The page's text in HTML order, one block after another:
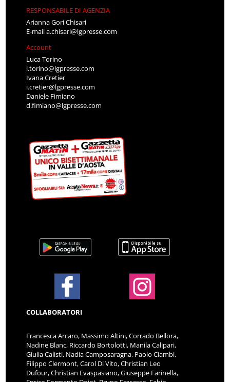
RESPONSABILE DI AGENZIA
Arianna Gori Chisari
E-maila.chisari@lgpresse.com
Account
Luca Torino
l.torino@lgpresse.com
Ivana Cretier
i.cretier@lgpresse.com
Daniele Fimiano
d.fimiano@lgpresse.com
COLLABORATORI
Francesca Arcaro, Massimo Altini, Corrado Bellora,
Nadine Blanc, Riccardo Bortolotti, Manila Calipari,
Giulia Calisti, Nadia Camposaragna, Paolo Ciambi,
Filippo Clermont, Carol Di Vito, Christian Leo
Dufour, Christian Evaspasiano, Giuseppe Farinella,